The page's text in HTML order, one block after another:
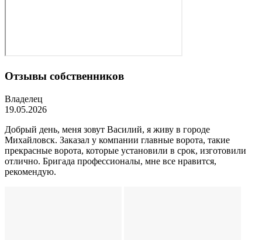
Отзывы собственников
Владелец
19.05.2026
Добрый день, меня зовут Василий, я живу в городе
Михайловск. Заказал у компании главные ворота, такие
прекрасные ворота, которые установили в срок, изготовили
отлично. Бригада профессионалы, мне все нравится,
рекомендую.